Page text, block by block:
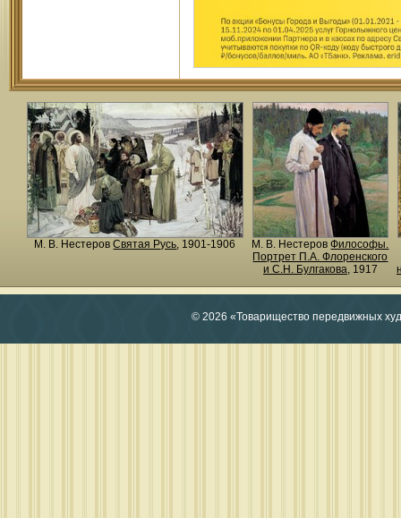
М. В. НестеровСвятая Русь, 1901-1906 М. В. НестеровФилософы.
Портрет П.А. Флоренского
и С.Н. Булгакова, 1917
© 2026 «Товарищество передвижных